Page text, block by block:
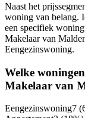
Naast het
woning van belang.
een specifiek
Makelaar van
Eengezinswoning.
Welke
Makelaar van
Eengezinswoning7